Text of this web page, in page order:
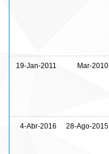
19-Jan-2011 Mar-2010
4-Abr-2016 28-Ago-2015